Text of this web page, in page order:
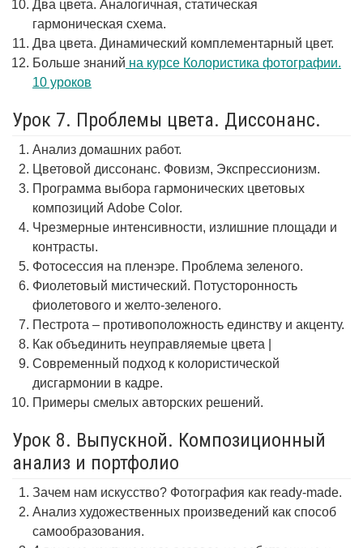
Два цвета. Аналогичная, статическая
гармоническая схема.
Два цвета. Динамический комплементарный цвет.
Больше знаний на курсе Колористика фотографии.
10 уроков
Урок 7. Проблемы цвета. Диссонанс.
Анализ домашних работ.
Цветовой диссонанс. Фовизм, Экспрессионизм.
Программа выбора гармонических цветовых
композиций Adobe Color.
Чрезмерные интенсивности, излишние площади и
контрасты.
Фотосессия на пленэре. Проблема зеленого.
Фиолетовый мистический. Потусторонность
фиолетового и желто-зеленого.
Пестрота – противоположность единству и акценту.
Как объединить неуправляемые цвета |
Современный подход к колористической
дисгармонии в кадре.
Примеры смелых авторских решений.
Урок 8. Выпускной. Композиционный
анализ и портфолио
Зачем нам искусство? Фотография как ready-made.
Анализ художественных произведений как способ
самообразования.